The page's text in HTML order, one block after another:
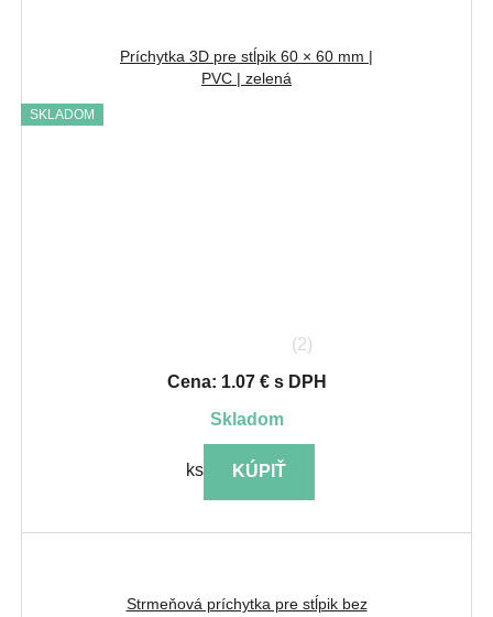
Príchytka 3D pre stĺpik 60 × 60 mm |
PVC | zelená
SKLADOM
(2)
Cena: 1.07 € s DPH
skladom
ks KÚPIŤ
Strmeňová príchytka pre stĺpik bez